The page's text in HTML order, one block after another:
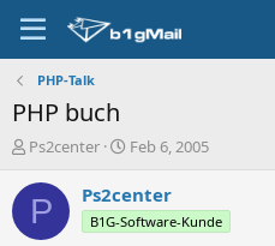
PHP-Talk
PHP buch
T
r
a
Ps2center
S
a
r
t
Feb 6, 2005
P Ps2center
B1G-Software-Kunde